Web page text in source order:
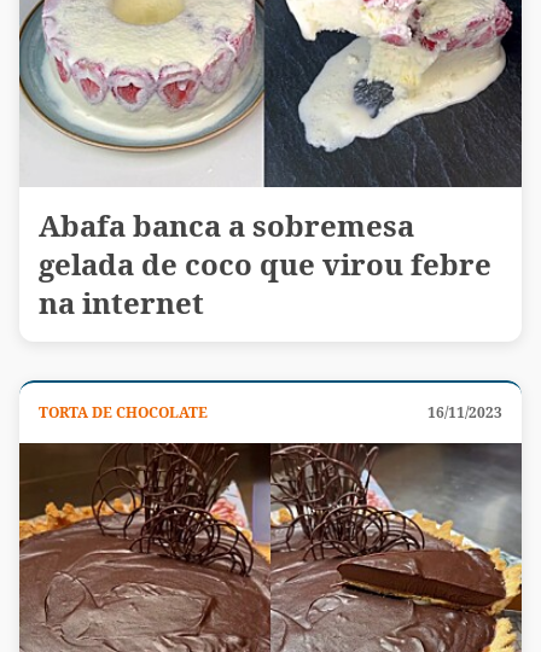
Abafa banca a sobremesa
gelada de coco que virou febre
na internet
TORTA DE CHOCOLATE 16/11/2023